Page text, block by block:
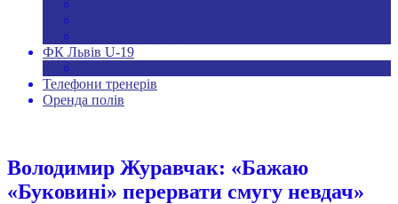
ФК Львів U-19
Телефони тренерів
Оренда полів
Володимир Журавчак: «Бажаю
«Буковині» перервати смугу невдач»